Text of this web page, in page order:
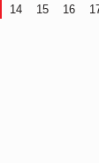
14 15 16